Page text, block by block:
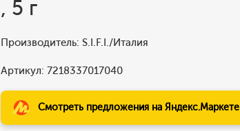
, 5 г
Производитель: S.I.F.I./Италия
Артикул: 7218337017040
Смотреть предложения на Яндекс.Маркете